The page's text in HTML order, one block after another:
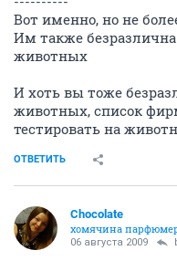
и многим здесь,
тестируется
вредна для нас,
--------------
Если эти
животным, то с какой
человекам?
хомячина